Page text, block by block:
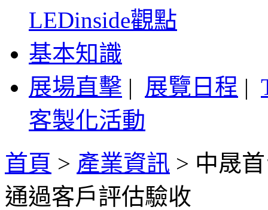
LEDinside觀點
基本知識
展場直擊 | 展覽日程 |
客製化活動
首頁 > 產業資訊 > 中晟
通過客戶評估驗收